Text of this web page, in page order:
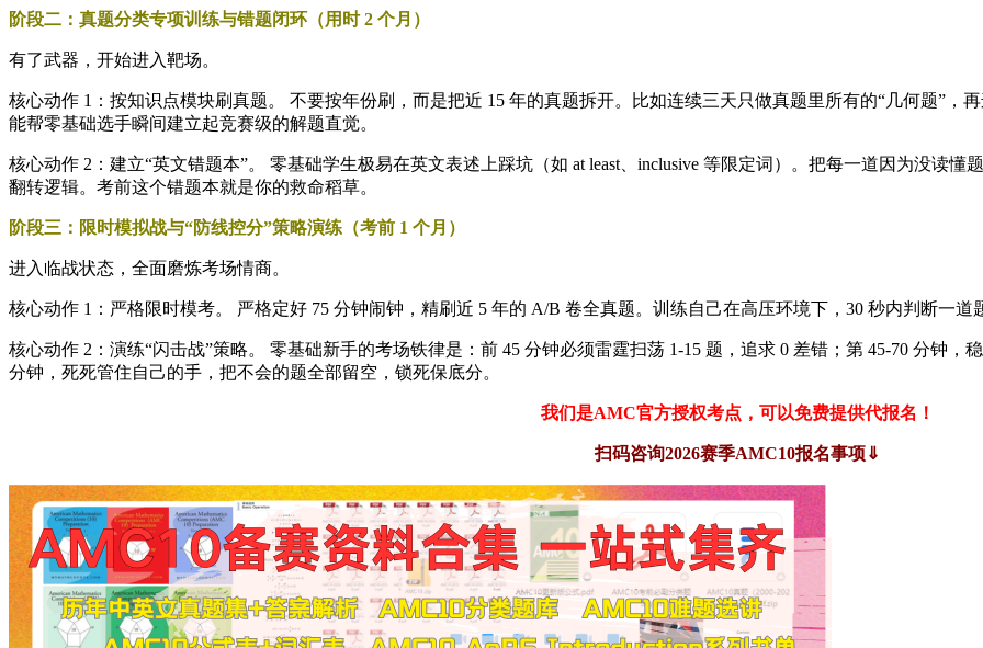
阶段二：真题分类专项训练与错题闭环（用时 2 个月）
有了武器，开始进入靶场。
核心动作 1：按知识点模块刷真题。 不要按年份刷，而是把近 15 年的真题拆开。比如连续三天只做真题里所有的“几何题”，
能帮零基础选手瞬间建立起竞赛级的解题直觉。
核心动作 2：建立“英文错题本”。 零基础学生极易在英文表述上踩坑（如 at least、inclusive 等限定词）。把每一道因为没读
翻转逻辑。考前这个错题本就是你的救命稻草。
阶段三：限时模拟战与“防线控分”策略演练（考前 1 个月）
进入临战状态，全面磨炼考场情商。
核心动作 1：严格限时模考。 严格定好 75 分钟闹钟，精刷近 5 年的 A/B 卷全真题。训练自己在高压环境下，30 秒内判断一道
核心动作 2：演练“闪击战”策略。 零基础新手的考场铁律是：前 45 分钟必须雷霆扫荡 1-15 题，追求 0 差错；第 45-70 分钟，
分钟，死死管住自己的手，把不会的题全部留空，锁死保底分。
我们是AMC官方授权考点，可以免费提供代报名！
扫码咨询2026赛季AMC10报名事项⇓